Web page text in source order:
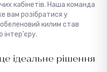
кабінетів. Наша команда
вам розібратися у
килим став
ідеальне рішення